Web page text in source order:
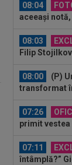
08:04
aceeași notă,
08:03
Filip
08:00
(P)
transformat
07:26
primit vestea
07:11
întâmplă?”